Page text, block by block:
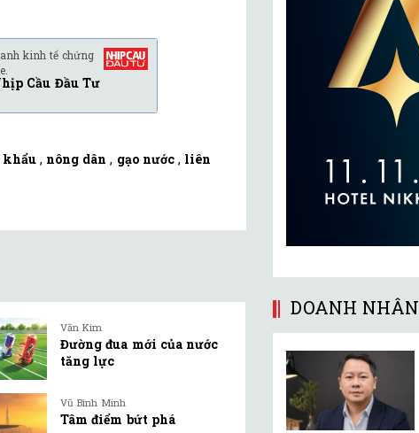
kinh tế chứng
Cầu Đầu Tư
, nông dân , gạo nước,liên
Văn Kim
Đường đua mới của nước
tăng lực
Vũ Bình Minh
Tâm điểm bứt phá
DOANH NHÂN